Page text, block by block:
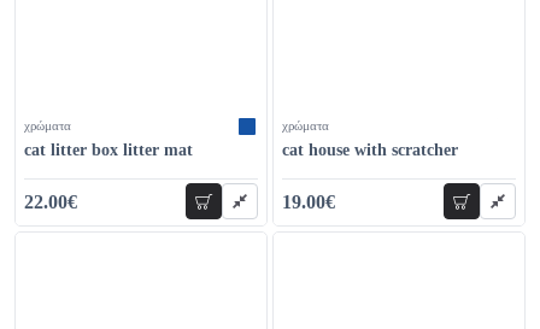
χρώματα
cat litter box litter mat
22.00€ add to cart
χρώματα
cat house with scratcher
19.00€ add to